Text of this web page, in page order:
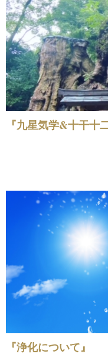
『九星気学&十干十
『浄化について』